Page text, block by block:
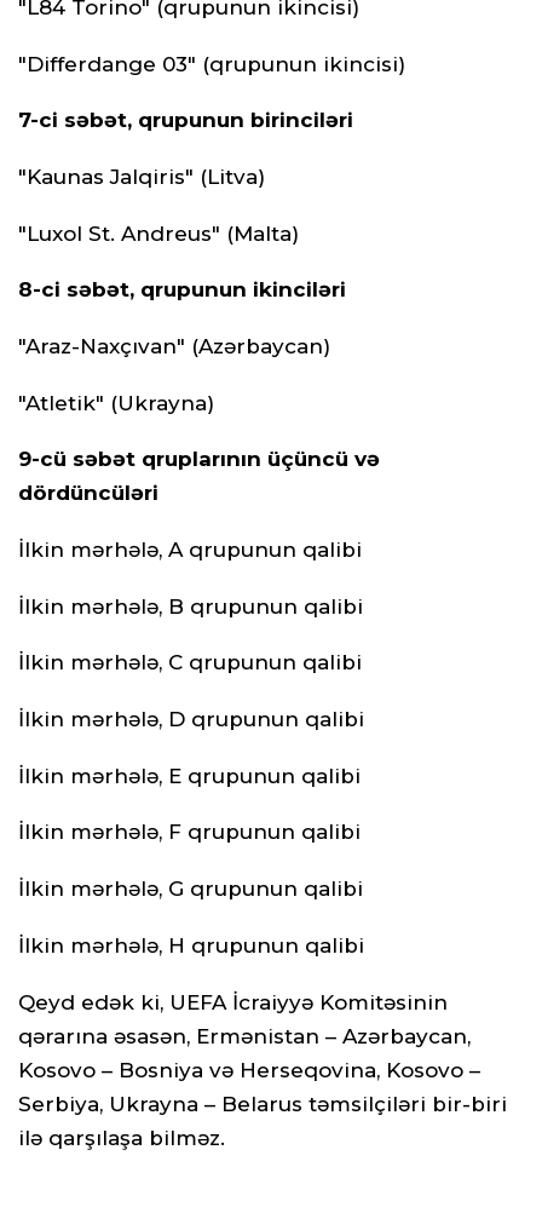
"L84 Torino" (qrupunun ikincisi)
"Differdange 03" (qrupunun ikincisi)
7-ci səbət, qrupunun birinciləri
"Kaunas Jalqiris" (Litva)
"Luxol St. Andreus" (Malta)
8-ci səbət, qrupunun ikinciləri
"Araz-Naxçıvan" (Azərbaycan)
"Atletik" (Ukrayna)
9-cü səbət qruplarının üçüncü və
dördüncüləri
İlkin mərhələ, A qrupunun qalibi
İlkin mərhələ, B qrupunun qalibi
İlkin mərhələ, C qrupunun qalibi
İlkin mərhələ, D qrupunun qalibi
İlkin mərhələ, E qrupunun qalibi
İlkin mərhələ, F qrupunun qalibi
İlkin mərhələ, G qrupunun qalibi
İlkin mərhələ, H qrupunun qalibi
Qeyd edək ki, UEFA İcraiyyə Komitəsinin
qərarına əsasən, Ermənistan – Azərbaycan,
Kosovo – Bosniya və Herseqovina, Kosovo –
Serbiya, Ukrayna – Belarus təmsilçiləri bir-biri
ilə qarşılaşa bilməz.